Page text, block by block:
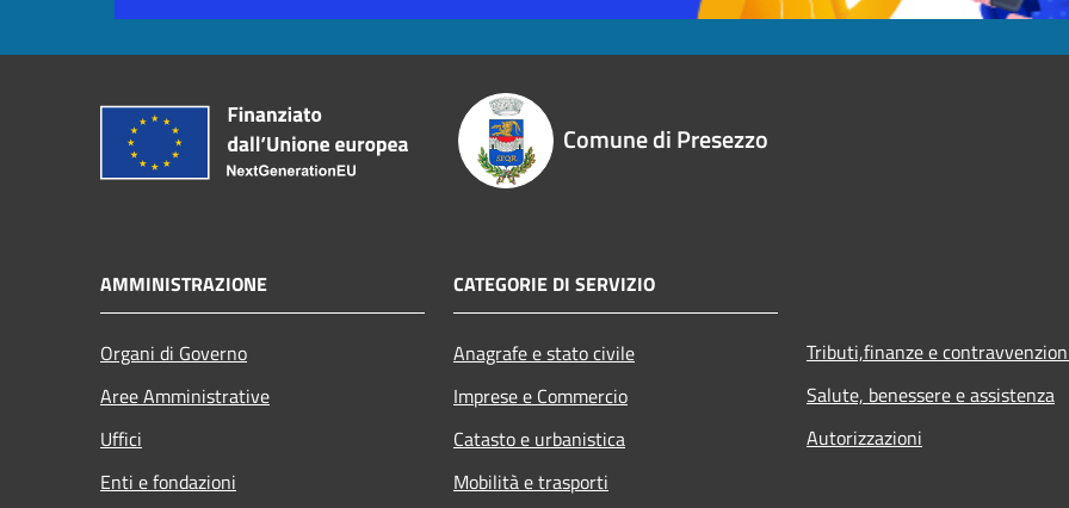
Comune di Presezzo
AMMINISTRAZIONE
Organi di Governo
Aree Amministrative
Uffici
Enti e fondazioni
CATEGORIE DI SERVIZIO
Anagrafe e stato civile
Imprese e Commercio
Catasto e urbanistica
Mobilità e trasporti
Tributi,finanze e
Salute, benessere e assistenza
Autorizzazioni